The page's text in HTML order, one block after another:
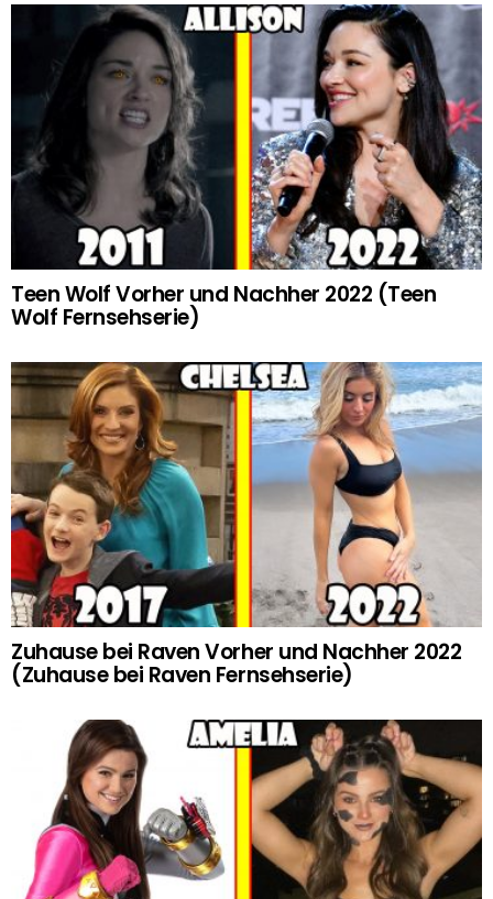
Teen Wolf Vorher und Nachher 2022 (Teen
Wolf Fernsehserie)
Zuhause bei Raven Vorher und Nachher 2022
(Zuhause bei Raven Fernsehserie)